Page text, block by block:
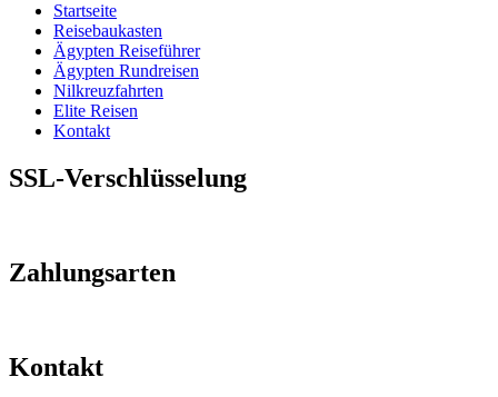
Startseite
Reisebaukasten
Ägypten Reiseführer
Ägypten Rundreisen
Nilkreuzfahrten
Elite Reisen
Kontakt
SSL-Verschlüsselung
Zahlungsarten
Kontakt